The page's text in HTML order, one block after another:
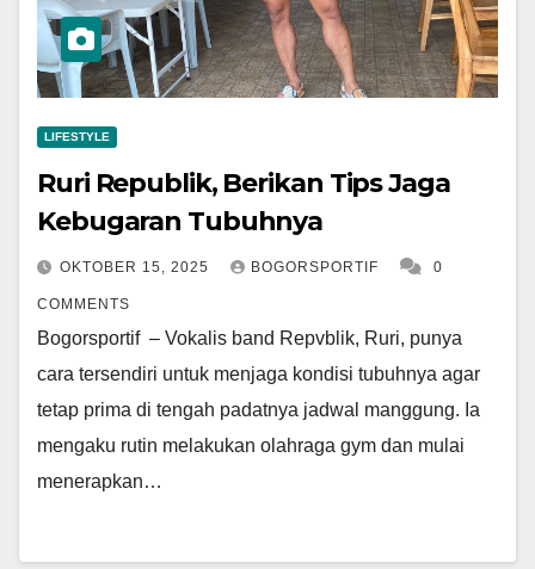
LIFESTYLE
Ruri Republik, Berikan Tips Jaga
Kebugaran Tubuhnya
OKTOBER 15, 2025 BOGORSPORTIF 0
COMMENTS
Bogorsportif – Vokalis band Repvblik, Ruri, punya
cara tersendiri untuk menjaga kondisi tubuhnya agar
tetap prima di tengah padatnya jadwal manggung. Ia
mengaku rutin melakukan olahraga gym dan mulai
menerapkan…